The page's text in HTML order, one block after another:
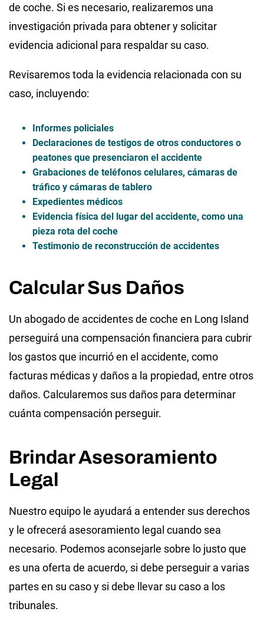
de coche. Si es necesario, realizaremos una
investigación privada para obtener y solicitar
evidencia adicional para respaldar su caso.
Revisaremos toda la evidencia relacionada con su
caso, incluyendo:
Informes policiales
Declaraciones de testigos de otros conductores o
peatones que presenciaron el accidente
Grabaciones de teléfonos celulares, cámaras de
tráfico y cámaras de tablero
Expedientes médicos
Evidencia física del lugar del accidente, como una
pieza rota del coche
Testimonio de reconstrucción de accidentes
Calcular Sus Daños
Un abogado de accidentes de coche en Long Island
perseguirá una compensación financiera para cubrir
los gastos que incurrió en el accidente, como
facturas médicas y daños a la propiedad, entre otros
daños. Calcularemos sus daños para determinar
cuánta compensación perseguir.
Brindar Asesoramiento
Legal
Nuestro equipo le ayudará a entender sus derechos
y le ofrecerá asesoramiento legal cuando sea
necesario. Podemos aconsejarle sobre lo justo que
es una oferta de acuerdo, si debe perseguir a varias
partes en su caso y si debe llevar su caso a los
tribunales.